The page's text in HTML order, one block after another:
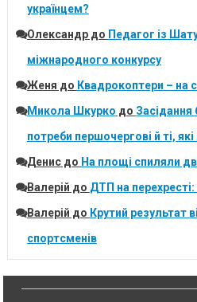
українцем?
Олександрдо Педагог із
міжнародного конкурсу
Женя до Квадрокоптери – на
Микола Шкурко до Засідання
потреби першочергові й ті,
Денисдо На площі спиляли
Валерій до ДТП на
Валерій до Крутий результат
спортсменів